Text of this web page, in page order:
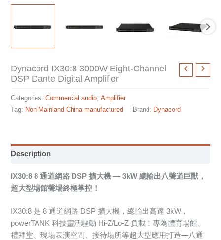
Dynacord IX30:8 3000W Eight-Channel
DSP Dante Digital Amplifier
Categories:Commercial audio ,Amplifier
Tag: Non-Mainland China manufactured Brand: Dynacord
Description
IX30:8 8 通道網路 DSP 擴大機 — 3kW 總輸出八聲道巨獸，
超大型場館聲場終極掌控！
IX30:8 是 8 通道網路 DSP 擴大機，總輸出高達 3kW，
powerTANK 科技靈活驅動 Hi-Z/Lo-Z 負載！專為體育場館、
禮拜堂、現場表演空間、接待場所等超大型應用打造—八通